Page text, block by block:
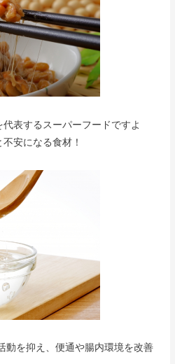
表するスーパーフードですよ
安になる食材！
動を抑え、便通や腸内環境を改善